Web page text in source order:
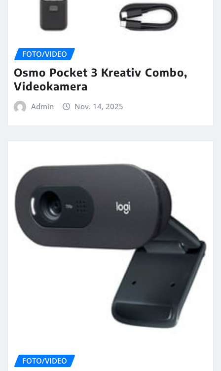
FOTO/VIDEO
Osmo Pocket 3 Kreativ Combo,
Videokamera
Admin Nov. 14, 2025
FOTO/VIDEO